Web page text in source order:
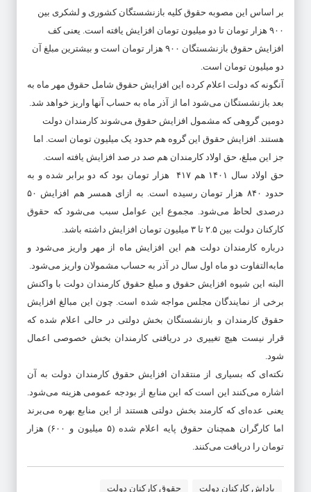
بر اساس این مصوبه حقوق کلیه بازنشستگان کشوری و لشکری بین
۹۰۰ هزار تومان تا دو میلیون تومان افزایش یافته است. یعنی کف
افزایش حقوق بازنشستگان ۹۰۰ هزار تومان است و بیشترین مبلغ آن
دو میلیون تومان است.
آنگونه که دولت اعلام کرده این افزایش حقوق شامل حقوق مهر ماه به
بعد بازنشستگان می‌شود اما از آذر ماه به حساب آنها واریز خواهد شد.
دومین گروهی که مشمول افزایش حقوق می‌شوند کارمندان دولت
هستند. افزایش حقوق این گروه هم حدود یک میلیون تومان است. اما
جز این مبلغ، حق اولاد کارمندان هم صد در صد افزایش یافته است.
حق اولاد سال ۱۴۰۱ هم ۴۱۷ هزار تومان بود که دو برابر شده و به
حدود ۸۴۰ هزار تومان رسیده است. به ازای همسر هم افزایش ۵۰
درصدی لحاظ می‌شود. مجموع این عوامل سبب می‌شود که حقوق
کارکنان دولت بین ۲.۵ تا ۳ میلیون تومان افزایش داشته باشد.
درباره کارمندان دولت هم این افزایش ماه از مهر واریز می‌شود و
مابه‌التفاوت دو ماه اول سال در آذر به حساب مشمولان واریز می‌شود.
البته این شیوه افزایش حقوق و مبلغ حقوق کارمندان دولت با واکنش
برخی از نمایندگان مجلس مواجه شده است. چون این مبالغ افزایش
حقوق کارمندان و بازنشستگان بخش دولتی در حالی اعلام شده که
قرار نیست هیچ تغییری در دریافتی کارمندان بخش خصوصی اعمال
شود.
نکته‌ای که بسیاری از منتقدان افزایش حقوق کارمندان دولت به آن
اشاره می‌کنند این است که این منابع از بودجه عمومی هزینه می‌شود.
یعنی عده‌ای که کارمند بخش دولتی هستند از این منابع بهره می‌برند
اما کارگران همچنان حقوق پایه اعلام شده (۵ میلیون و ۶۰۰) هزار
تومان را دریافت می‌کنند.
پاداش کارکنان دولت حقوق کارکنان دولت